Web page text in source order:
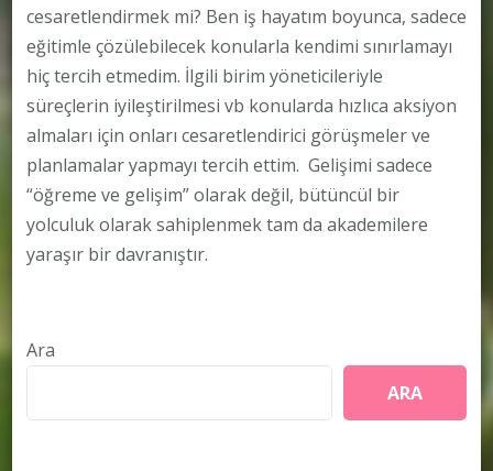
cesaretlendirmek mi? Ben iş hayatım boyunca, sadece
eğitimle çözülebilecek konularla kendimi sınırlamayı
hiç tercih etmedim. İlgili birim yöneticileriyle
süreçlerin iyileştirilmesi vb konularda hızlıca aksiyon
almaları için onları cesaretlendirici görüşmeler ve
planlamalar yapmayı tercih ettim. Gelişimi sadece
“öğreme ve gelişim” olarak değil, bütüncül bir
yolculuk olarak sahiplenmek tam da akademilere
yaraşır bir davranıştır.
Ara
ARA